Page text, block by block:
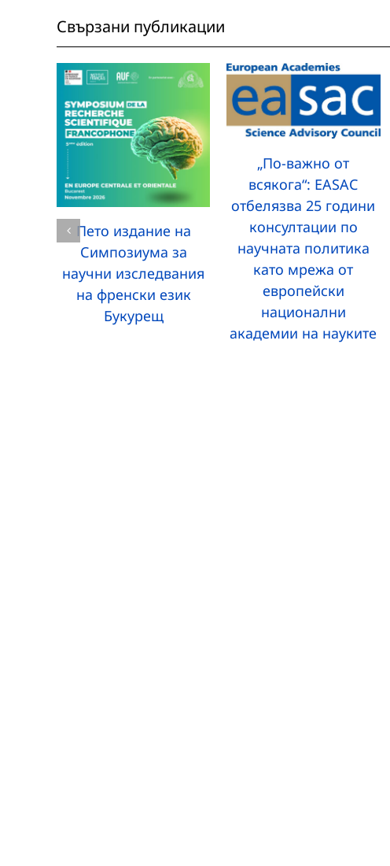
Свързани публикации
Пето издание на
Симпозиума за
научни изследвания
на френски език
Букурещ
„По-важно от
всякога“: EASAC
отбелязва 25 години
консултации по
научната политика
като мрежа от
европейски
национални
академии на науките